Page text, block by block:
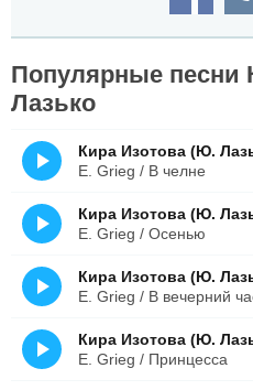
Популярные песни
Лазько
Кира Изотова (Ю.
E. Grieg / В челне
Кира Изотова (Ю.
E. Grieg / Осенью
Кира Изотова (Ю.
E. Grieg / В вечерний
Кира Изотова (Ю.
E. Grieg / Принцесса